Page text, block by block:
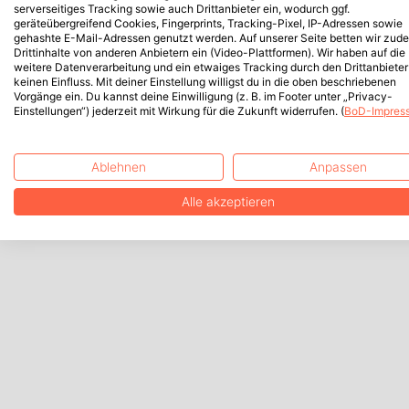
serverseitiges Tracking sowie auch Drittanbieter ein, wodurch ggf.
geräteübergreifend Cookies, Fingerprints, Tracking-Pixel, IP-Adressen sowie
gehashte E-Mail-Adressen genutzt werden. Auf unserer Seite betten wir
Drittinhalte von anderen Anbietern ein (Video-Plattformen). Wir haben auf die
weitere Datenverarbeitung und ein etwaiges Tracking durch den Drittanbieter
keinen Einfluss. Mit deiner Einstellung willigst du in die oben beschriebenen
Vorgänge ein. Du kannst deine Einwilligung (z. B. im Footer unter „Privacy-
Einstellungen“) jederzeit mit Wirkung für die Zukunft widerrufen. (BoD-
Ablehnen Anpassen
Alle akzeptieren